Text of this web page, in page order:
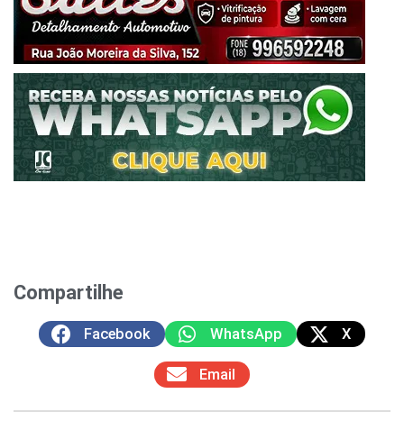
Compartilhe
Facebook WhatsApp X
Email